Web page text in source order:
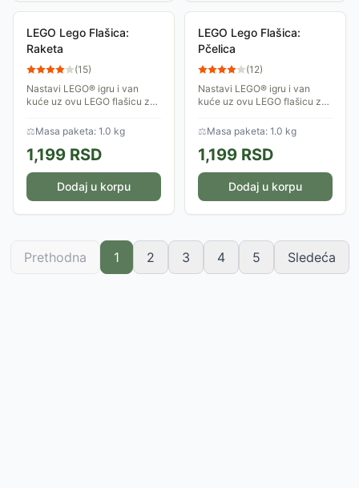
LEGO Lego Flašica:
Raketa
(15)
Nastavi LEGO® igru i van
kuće uz ovu LEGO flašicu za
lepo leži u dečijim rukama, sa
grafikom rakete koja je
spremna za...
⚖Masa paketa: 1.0 kg
1,199 RSD
Dodaj u korpu
LEGO Lego Flašica:
Pčelica
(12)
Nastavi LEGO® igru i van
kuće uz ovu LEGO flašicu za
lepo leži u dečijim rukama, sa
veselim LEGO Friends™
grafikama, i...
⚖Masa paketa: 1.0 kg
1,199 RSD
Dodaj u korpu
Prethodna 1 2 3 4 5 Sledeća